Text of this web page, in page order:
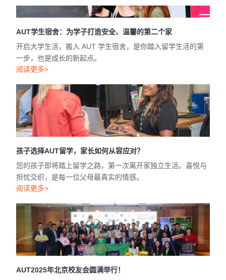
AUT学生宿舍：为学子打造安全、温馨的第二个家
开启大学生活，搬入 AUT 学生宿舍，是你踏入留学生活的第
一步，也是成长的新起点。
阅读更多>
孩子选择AUT留学，家长如何从容应对？
您的孩子即将踏上留学之路，第一次离开家独立生活。喜悦与
担忧交织，是每一位父母最真实的情感。
阅读更多>
AUT2025年北京校友会圆满举行！